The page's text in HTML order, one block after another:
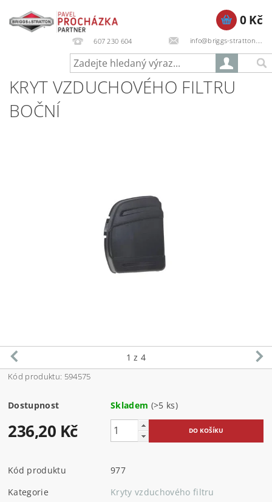
607 230 604 info@briggs-stratton.cz
0 Kč
KRYT VZDUCHOVÉHO FILTRU
BOČNÍ
1 z 4
Kód produktu: 594575
Dostupnost Skladem (>5 ks)
236,20 Kč
Kód produktu
977
Kategorie
Kryty vzduchového filtru